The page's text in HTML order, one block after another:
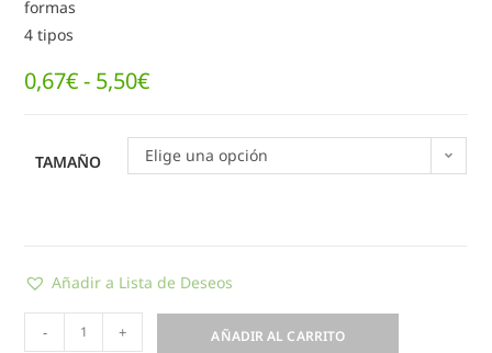
formas
4 tipos
0,67€ - 5,50€
TAMAÑO Elige una opción
Añadir a Lista de Deseos
- + AÑADIR AL CARRITO